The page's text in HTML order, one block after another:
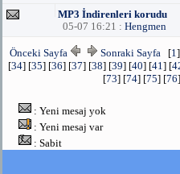
MP3 İndirenleri korudu
05-07 16:21 : Hengmen
Önceki Sayfa Sonraki Sayfa [1
[34] [35] [36] [37] [38] [39] [40] [41] [
[73] [74] [75] [76
: Yeni mesaj yok
: Yeni mesaj var
: Sabit